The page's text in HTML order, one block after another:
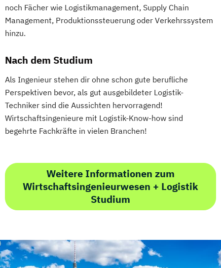
noch Fächer wie Logistikmanagement, Supply Chain
Management, Produktionssteuerung oder Verkehrssystem
hinzu.
Nach dem Studium
Als Ingenieur stehen dir ohne schon gute berufliche
Perspektiven bevor, als gut ausgebildeter Logistik-
Techniker sind die Aussichten hervorragend!
Wirtschaftsingenieure mit Logistik-Know-how sind
begehrte Fachkräfte in vielen Branchen!
Weitere Informationen zum
Wirtschaftsingenieurwesen + Logistik
Studium